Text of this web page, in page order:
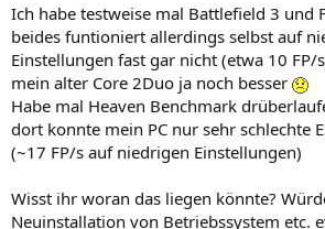
Ich habe testweise mal Battlefield 3 und
beides funtioniert allerdings selbst auf
Einstellungen fast gar nicht (etwa 10
mein alter Core 2Duo ja noch besser
Habe mal Heaven Benchmark
dort konnte mein PC nur sehr schlechte
(~17 FP/s auf niedrigen Einstellungen)
Wisst ihr woran das liegen könnte?
Neuinstallation von Betriebssystem etc.